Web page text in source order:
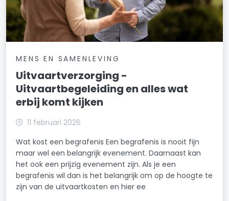
MENS EN SAMENLEVING
Uitvaartverzorging -
Uitvaartbegeleiding en alles wat
erbij komt kijken
11 februari 2026
Wat kost een begrafenis Een begrafenis is nooit fijn
maar wel een belangrijk evenement. Daarnaast kan
het ook een prijzig evenement zijn. Als je een
begrafenis wil dan is het belangrijk om op de hoogte te
zijn van de uitvaartkosten en hier ee